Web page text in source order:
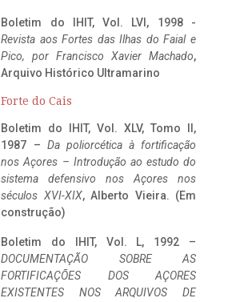
Boletim do IHIT, Vol. LVI, 1998 -
Revista aos Fortes das Ilhas do Faial e
Pico, por Francisco Xavier Machado,
Arquivo Histórico Ultramarino
Forte do Cais
Boletim do IHIT, Vol. XLV, Tomo II,
1987 – Da poliorcética à fortificação
nos Açores – Introdução ao estudo do
sistema defensivo nos Açores nos
séculos XVI-XIX, Alberto Vieira. (Em
construção)
Boletim do IHIT, Vol. L, 1992 –
DOCUMENTAÇÃO SOBRE AS
FORTIFICAÇÕES DOS AÇORES
EXISTENTES NOS ARQUIVOS DE